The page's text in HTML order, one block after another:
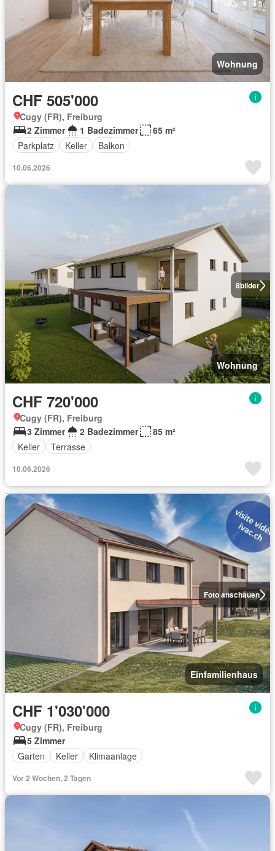
Wohnung
CHF 505'000
Cugy (FR), Freiburg
2 Zimmer
1 Badezimmer
65 m²
Parkplatz
Keller Balkon
10.06.2026
8bilder
Wohnung
CHF 720'000
Cugy (FR), Freiburg
3 Zimmer
2 Badezimmer
85 m²
Keller
Terrasse
10.06.2026
Foto anschauen
Einfamilienhaus
CHF 1'030'000
Cugy (FR), Freiburg
5 Zimmer
Garten
Keller Klimaanlage
Vor 2 Wochen, 2 Tagen